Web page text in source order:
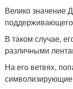
Велико значение
В таком случае,
различными
На его ветвях,